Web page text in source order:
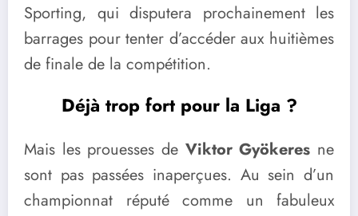
Sporting, qui disputera prochainement les
barrages pour tenter d’accéder aux huitièmes
de finale de la compétition.
Déjà trop fort pour la Liga ?
Mais les prouesses de Viktor Gyökeres ne
sont pas passées inaperçues. Au sein d’un
championnat réputé comme un fabuleux